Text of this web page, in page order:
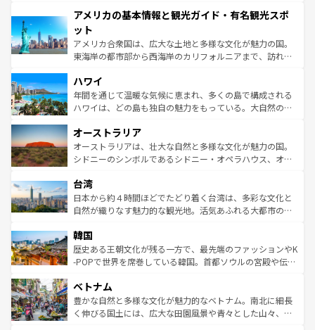
ンツ一覧を参照してほしい。
の建物がそのまま残る町や、スイスならではのユニークな
博物館もあり、アルプス観光だけでなく町歩きも満喫する
ことができる。国民の所得が高いため物価も高いが、旅行
者向けの交通パス提供のサービスもあり、うまく活用すれ
着のスイス情報は
アメリカの基本情報と観光ガイド・有名観光スポ
ット
アメリカ合衆国は、広大な土地と多様な文化が魅力の国。
東海岸の都市部から西海岸のカリフォルニアまで、訪れる
のような巨大都市は、観光、ショッピング、エンターテイ
ンメントが詰まった刺激的なスポットだ。一方、アメリカ
西部には大自然が広がり、グランドキャニオンやイエロー
部のニューオーリンズでは、音楽と美食が融合した独特の
文化が魅力。旅行者はアメリカの各地域で異なる魅力を楽
しみながら、その多様性と豊かな歴史を感じることができ
ならではの贅沢な旅のスタイルだ。 なお、新着のアメリカ
情報はコンテンツ一覧を参照してほしい。
ハワイ
年間を通じて温暖な気候に恵まれ、多くの島で構成される
ハワイは、どの島も独自の魅力をもっている。大自然の神
ワイ島は見逃せない。また、定番の観光地といえばオアフ
島だが、静かな自然を求めるならマウイ島やカウアイ島が
おすすめ。エメラルドグリーンに輝く海をはじめ、豊かな
れるおもてなしの心で訪れる人々を迎えてくれるハワイの
人々、おいしいローカルフードやハワイアンミュージッ
ク、伝統的なフラダンスなど、すべてがハワイの魅力を彩
ワイを、存分に味わってほしい。 なお、新着のハワイ情報
はコンテンツ一覧を参照してほしい。
オーストラリア
オーストラリアは、壮大な自然と多様な文化が魅力の国。
シドニーのシンボルであるシドニー・オペラハウス、オー
リアリーフや大陸中央部にそびえるウルル（エアーズロッ
ク）、タスマニアの美しい原生林やケアンズの熱帯雨林な
ど、見どころがたくさん。また、カフェやワイン、オージ
いる。アクティビティも充実しており、サーフィンやダイ
ビング、ハイキングなど、アウトドア好きにはたまらな
い。オーストラリアの多彩な魅力を存分に味わいつくそ
参照してほしい。
台湾
日本から約４時間ほどでたどり着く台湾は、多彩な文化と
自然が織りなす魅力的な観光地。活気あふれる大都市の台
ン）、静ひつな山岳地帯である台湾東部など、都市の喧騒
と山間の静けさが共存しており、訪れる人に新しい発見と
驚きをもたらしてくれる。また、奥深い台湾の食文化も魅
容にもいいと評判のスイーツなど、バラエティ豊かな料理
が味わえる。 なお、新着の台湾情報は コンテンツ一覧を参
照してほしい。
韓国
歴史ある王朝文化が残る一方で、最先端のファッションやK
-POPで世界を席巻している韓国。首都ソウルの宮殿や伝統
き、地方に足を延ばせば四季折々の自然美を楽しむことが
できる。そして、キムチや焼肉、絶品のストリートフード
まで、さまざまな韓国料理が待っている。夜には、韓国な
ベトナム
豊かな自然と多様な文化が魅力的なベトナム。南北に細長
く伸びる国土には、広大な田園風景や青々とした山々、世